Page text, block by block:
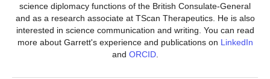
science diplomacy functions of the British Consulate-General
and as a research associate at TScan Therapeutics. He is also
interested in science communication and writing. You can read
more about Garrett's experience and publications on LinkedIn
and ORCID.